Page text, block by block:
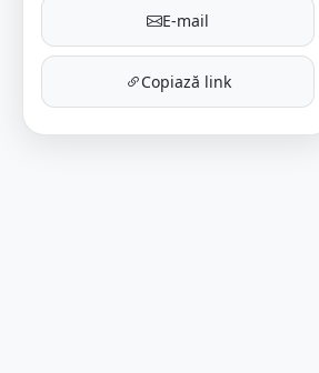
E-mail
Copiază link